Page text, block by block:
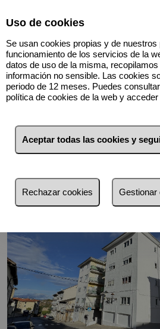
Volver
Uso de cookies
Se usan cookies propias y de
funcionamiento de los servicios de la
datos de uso de la misma,
información no sensible. Las cookies
periodo de 12 meses. Puedes
política de cookies de la web y
Aceptar todas las cookies y
Rechazar cookies Gestionar